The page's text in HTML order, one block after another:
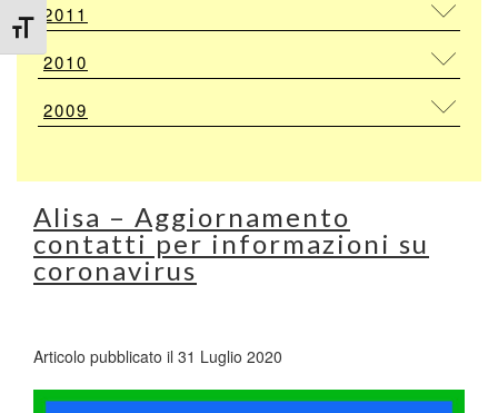
Attiva/disattiva dimensione testo
2011
2010
2009
Alisa – Aggiornamento
contatti per informazioni su
coronavirus
Articolo pubblicato il 31 Luglio 2020